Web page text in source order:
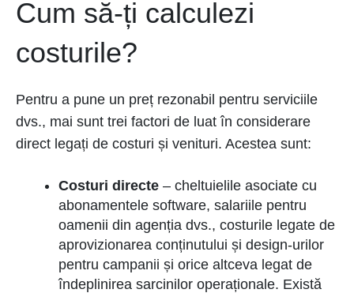
Cum să-ți calculezi
costurile?
Pentru a pune un preț rezonabil pentru serviciile
dvs., mai sunt trei factori de luat în considerare
direct legați de costuri și venituri. Acestea sunt:
Costuri directe – cheltuielile asociate cu
abonamentele software, salariile pentru
oamenii din agenția dvs., costurile legate de
aprovizionarea conținutului și design-urilor
pentru campanii și orice altceva legat de
îndeplinirea sarcinilor operaționale. Există